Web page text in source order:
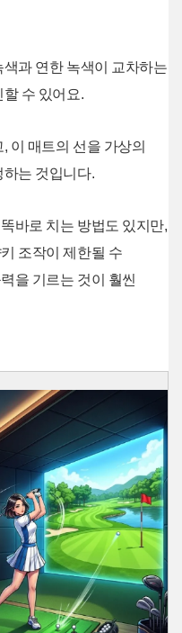
과 연한 녹색이 교차하는
수 있어요.
이 매트의 선을 가상의
하는 것입니다.
바로 치는 방법도 있지만,
조작이 제한될 수
을 기르는 것이 훨씬